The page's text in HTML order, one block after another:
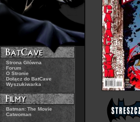
.: Strona Główna
.: Forum
.: O Stronie
.:Dołącz do BatCave
.: Wyszukiwarka
.: Batman: The Movie
.: Catwoman